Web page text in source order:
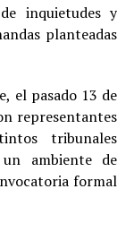
inquietudes y
planteadas
el pasado 13 de
representantes
tribunales
ambiente de
formal